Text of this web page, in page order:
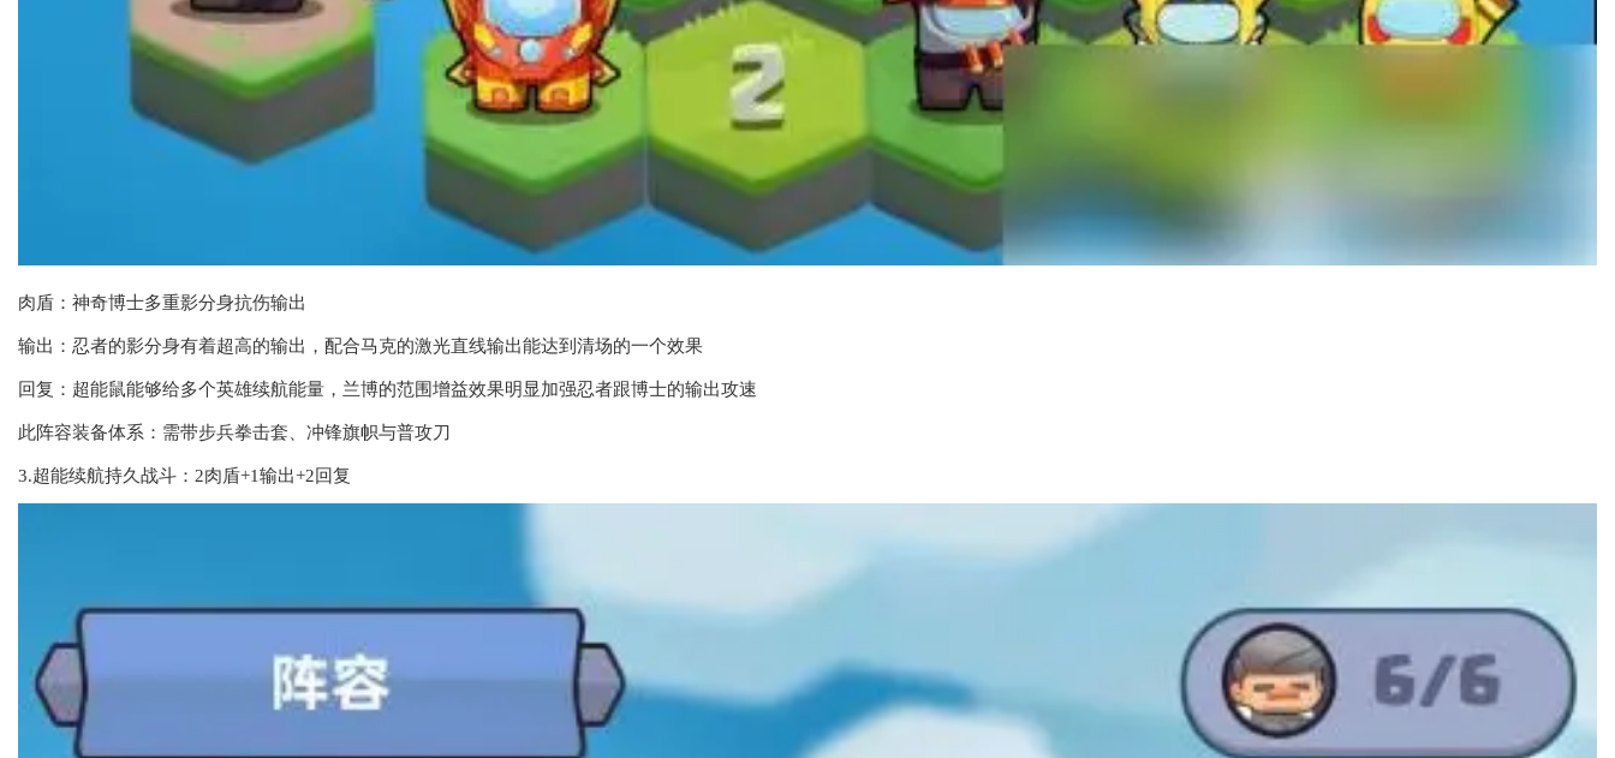
肉盾：神奇博士多重影分身抗伤输出
输出：忍者的影分身有着超高的输出，配合马克的激光直线输出能达到清场的一个效果
回复：超能鼠能够给多个英雄续航能量，兰博的范围增益效果明显加强忍者跟博士的输出攻速
此阵容装备体系：需带步兵拳击套、冲锋旗帜与普攻刀
3.超能续航持久战斗：2肉盾+1输出+2回复